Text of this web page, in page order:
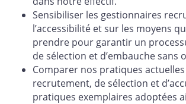
Sensibiliser les gestionnaires
l’accessibilité et sur les moyens
prendre pour garantir un
de sélection et d’embauche sans
Comparer nos pratiques
recrutement, de sélection et
pratiques exemplaires adoptées